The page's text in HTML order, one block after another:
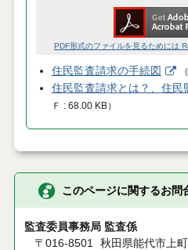
PDF形式のファイルを見るためには
住民監査請求の手続図 （
住民監査請求とは？、住民
Ｆ
68.00 KB）
このページに関するお問
監査委員事務局 監査係
〒016-8501
秋田県能代市上